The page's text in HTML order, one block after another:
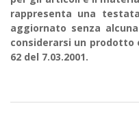
rappresenta una
aggiornato senza
considerarsi un prodotto
62 del 7.03.2001.